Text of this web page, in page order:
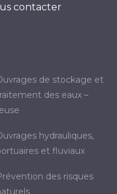
contacter
et
des eaux –
et fluviaux